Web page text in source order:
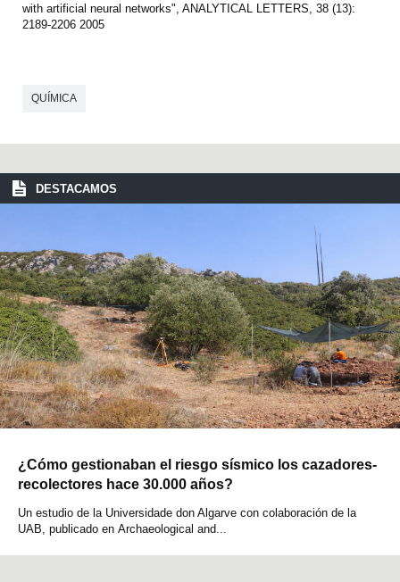
with artificial neural networks", ANALYTICAL LETTERS, 38 (13):
2189-2206 2005
QUÍMICA
DESTACAMOS
¿Cómo gestionaban el riesgo sísmico los cazadores-
recolectores hace 30.000 años?
Un estudio de la Universidade don Algarve con colaboración de la
UAB, publicado en Archaeological and...